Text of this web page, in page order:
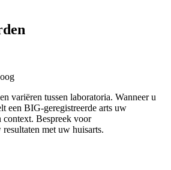
variëren tussen laboratoria. Wanneer u
een BIG-geregistreerde arts uw
context. Bespreek voor
met uw huisarts.